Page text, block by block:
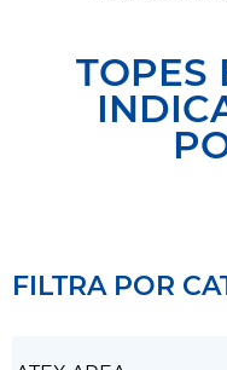
TOPES
FILTRA POR